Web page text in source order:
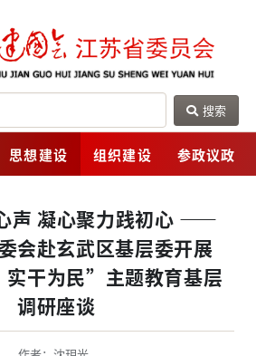
网
搜索
思想建设 组织建设 参政议政
声 凝心聚力践初心 ——
会赴玄武区基层委开展
实干为民”主题教育基层
调研座谈